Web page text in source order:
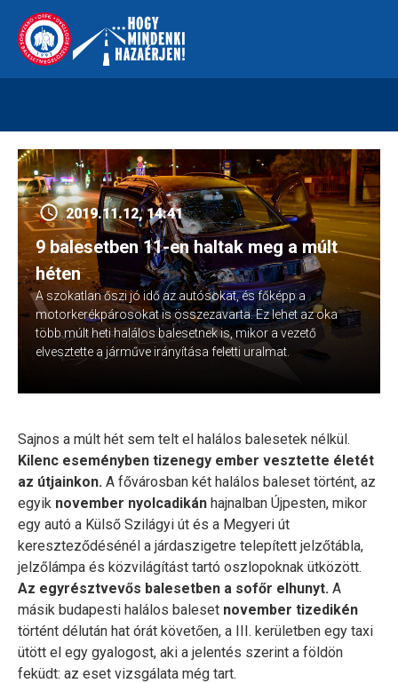
content
kreszvaltozas.hu
2019.11.12, 14:41
9 balesetben 11-en haltak meg a múlt
héten
A szokatlan őszi jó idő az autósokat, és főképp a
motorkerékpárosokat is összezavarta. Ez lehet az oka
több múlt heti halálos balesetnek is, mikor a vezető
elvesztette a járműve irányítása feletti uralmat.
Sajnos a múlt hét sem telt el halálos balesetek nélkül.
Kilenc eseményben tizenegy ember vesztette életét
az útjainkon. A fővárosban két halálos baleset történt, az
egyik november nyolcadikán hajnalban Újpesten, mikor
egy autó a Külső Szilágyi út és a Megyeri út
kereszteződésénél a járdaszigetre telepített jelzőtábla,
jelzőlámpa és közvilágítást tartó oszlopoknak ütközött.
Az egyrésztvevős balesetben a sofőr elhunyt. A
másik budapesti halálos baleset november tizedikén
történt délután hat órát követően, a III. kerületben egy taxi
ütött el egy gyalogost, aki a jelentés szerint a földön
feküdt: az eset vizsgálata még tart.